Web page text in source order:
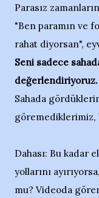
Parasız
"Ben paramın ve
rahat diyorsan",
Seni sadece
değerlendiriyoruz.
Sahada
göremediklerimiz,
Dahası: Bu kadar
yollarını
mu? Videoda